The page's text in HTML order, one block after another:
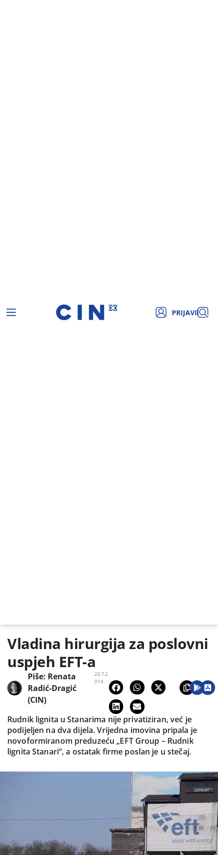
PRIJAVI
Vladina hirurgija za poslovni
uspjeh EFT-a
25.7.2
014.
Piše: Renata
Radić-Dragić
(CIN)
Rudnik lignita u Stanarima nije privatiziran, već je
podijeljen na dva dijela. Vrijedna imovina pripala je
novoformiranom preduzeću „EFT Group – Rudnik
lignita Stanari“, a ostatak firme poslan je u stečaj.